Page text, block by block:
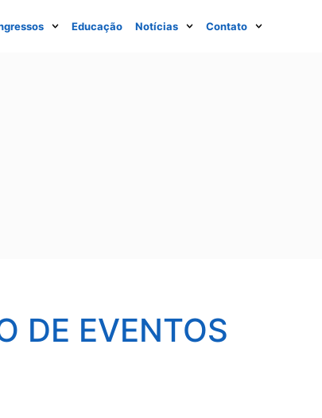
Educação Notícias Contato
DE EVENTOS